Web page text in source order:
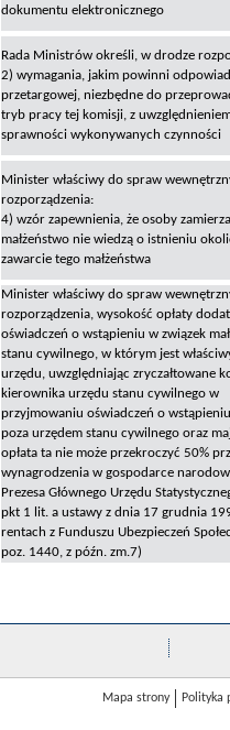
dokumentu elektronicznego
Rada Ministrów określi, w drodze
2) wymagania, jakim powinni
przetargowej, niezbędne do
tryb pracy tej komisji, z
sprawności wykonywanych czynności
Minister właściwy do spraw
rozporządzenia:
4) wzór zapewnienia, że osoby
małżeństwo nie wiedzą o istnieniu
zawarcie tego małżeństwa
Minister właściwy do spraw
rozporządzenia, wysokość opłaty
oświadczeń o wstąpieniu w związek
stanu cywilnego, w którym jest
urzędu, uwzględniając zryczałtowane
kierownika urzędu stanu cywilnego w
przyjmowaniu oświadczeń o wstąpieniu
poza urzędem stanu cywilnego oraz
opłata ta nie może przekroczyć 50%
wynagrodzenia w gospodarce
Prezesa Głównego Urzędu
pkt 1 lit. a ustawy z dnia 17 grudnia
rentach z Funduszu Ubezpieczeń
poz. 1440, z późn. zm.7)
Mapa strony Polityka